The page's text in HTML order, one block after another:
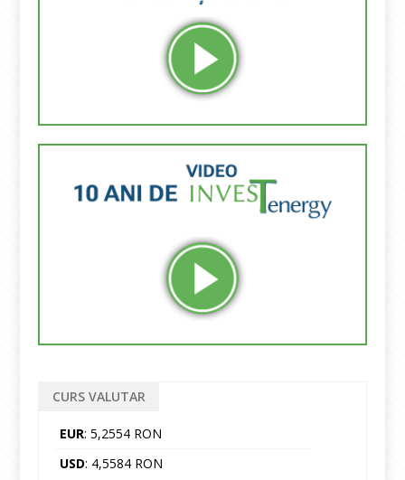
CURS VALUTAR
EUR: 5,2554 RON
USD: 4,5584 RON